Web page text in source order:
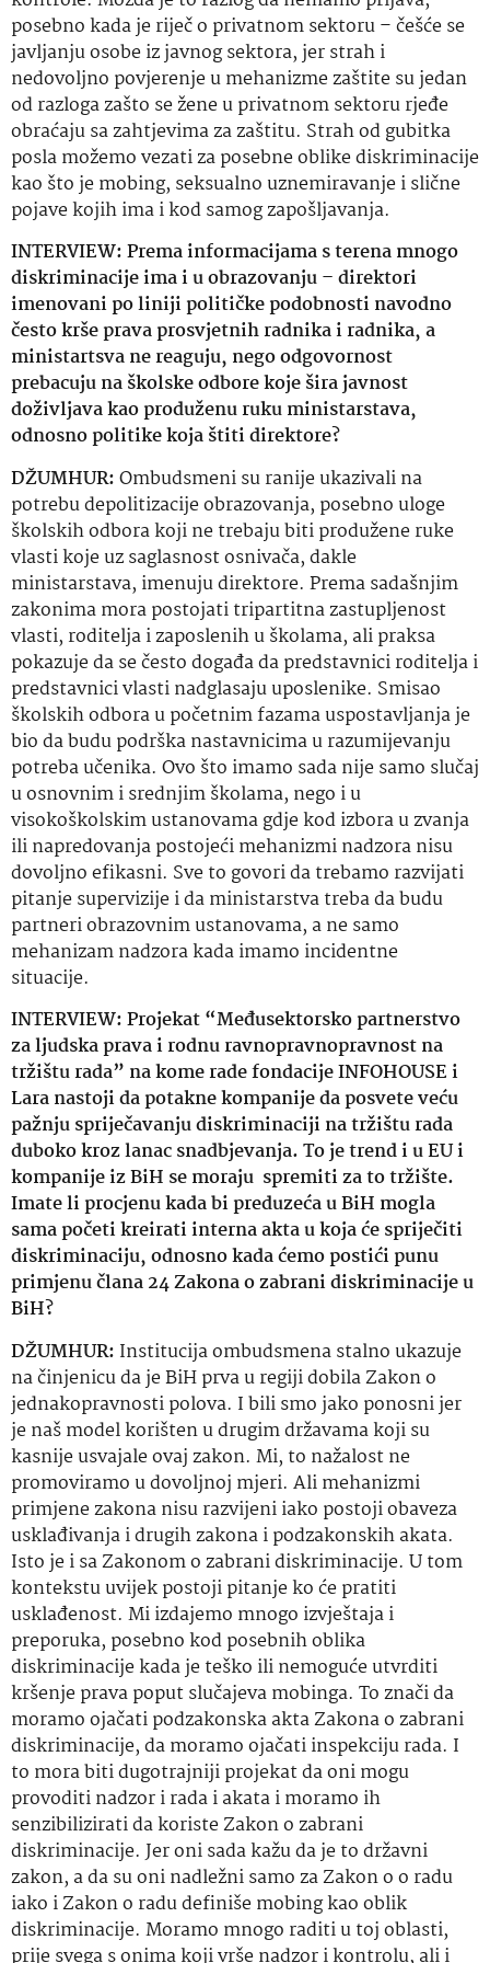
posebno kada je riječ o privatnom sektoru – češće se
javljanju osobe iz javnog sektora, jer strah i
nedovoljno povjerenje u mehanizme zaštite su jedan
od razloga zašto se žene u privatnom sektoru rjeđe
obraćaju sa zahtjevima za zaštitu. Strah od gubitka
posla možemo vezati za posebne oblike diskriminacije
kao što je mobing, seksualno uznemiravanje i slične
pojave kojih ima i kod samog zapošljavanja.
INTERVIEW: Prema informacijama s terena mnogo
diskriminacije ima i u obrazovanju – direktori
imenovani po liniji političke podobnosti navodno
često krše prava prosvjetnih radnika i radnika, a
ministartsva ne reaguju, nego odgovornost
prebacuju na školske odbore koje šira javnost
doživljava kao produženu ruku ministarstava,
odnosno politike koja štiti direktore?
DŽUMHUR:Ombudsmeni su ranije ukazivali na
potrebu depolitizacije obrazovanja, posebno uloge
školskih odbora koji ne trebaju biti produžene ruke
vlasti koje uz saglasnost osnivača, dakle
ministarstava, imenuju direktore. Prema sadašnjim
zakonima mora postojati tripartitna zastupljenost
vlasti, roditelja i zaposlenih u školama, ali praksa
pokazuje da se često događa da predstavnici roditelja i
predstavnici vlasti nadglasaju uposlenike. Smisao
školskih odbora u početnim fazama uspostavljanja je
bio da budu podrška nastavnicima u razumijevanju
potreba učenika. Ovo što imamo sada nije samo slučaj
u osnovnim i srednjim školama, nego i u
visokoškolskim ustanovama gdje kod izbora u zvanja
ili napredovanja postojeći mehanizmi nadzora nisu
dovoljno efikasni. Sve to govori da trebamo razvijati
pitanje supervizije i da ministarstva treba da budu
partneri obrazovnim ustanovama, a ne samo
mehanizam nadzora kada imamo incidentne
situacije.
INTERVIEW: Projekat “Međusektorsko partnerstvo
za ljudska prava i rodnu ravnopravnopravnost na
tržištu rada” na kome rade fondacije INFOHOUSE i
Lara nastoji da potakne kompanije da posvete veću
pažnju spriječavanju diskriminaciji na tržištu rada
duboko kroz lanac snadbjevanja. To je trend i u EU i
kompanije iz BiH se moraju spremiti za to tržište.
Imate li procjenu kada bi preduzeća u BiH mogla
sama početi kreirati interna akta u koja će spriječiti
diskriminaciju, odnosno kada ćemo postići punu
primjenu člana 24 Zakona o zabrani diskriminacije u
BiH?
DŽUMHUR: Institucija ombudsmena stalno ukazuje
na činjenicu da je BiH prva u regiji dobila Zakon o
jednakopravnosti polova. I bili smo jako ponosni jer
je naš model korišten u drugim državama koji su
kasnije usvajale ovaj zakon. Mi, to nažalost ne
promoviramo u dovoljnoj mjeri. Ali mehanizmi
primjene zakona nisu razvijeni iako postoji obaveza
usklađivanja i drugih zakona i podzakonskih akata.
Isto je i sa Zakonom o zabrani diskriminacije. U tom
kontekstu uvijek postoji pitanje ko će pratiti
usklađenost. Mi izdajemo mnogo izvještaja i
preporuka, posebno kod posebnih oblika
diskriminacije kada je teško ili nemoguće utvrditi
kršenje prava poput slučajeva mobinga. To znači da
moramo ojačati podzakonska akta Zakona o zabrani
diskriminacije, da moramo ojačati inspekciju rada. I
to mora biti dugotrajniji projekat da oni mogu
provoditi nadzor i rada i akata i moramo ih
senzibilizirati da koriste Zakon o zabrani
diskriminacije. Jer oni sada kažu da je to državni
zakon, a da su oni nadležni samo za Zakon o o radu
iako i Zakon o radu definiše mobing kao oblik
diskriminacije. Moramo mnogo raditi u toj oblasti,
prije svega s onima koji vrše nadzor i kontrolu, ali i